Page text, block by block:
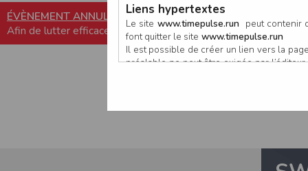
ÉVÈNEMENT ANNULÉ
Afin de lutter efficacement contre la propagation du COVID-
Liens hypertextes
Le site www.timepulse.run peut contenir
font quitter le site www.timepulse.run
Il est possible de créer un lien vers la
préalable ne peut être exigée par
nouvelle fenêtre du navigateur.
Responsabilité de l’éditeur
Il est fortement recommandé de vérifier